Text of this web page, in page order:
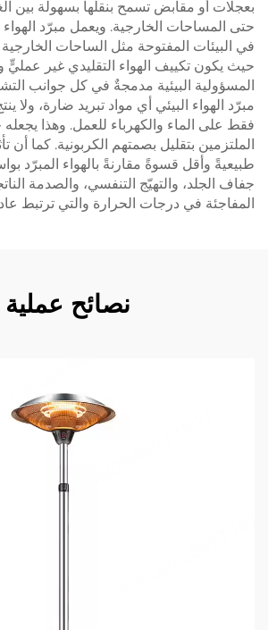
بعجلات أو مقابض تسمح بنقلها بسهولة بين
حتى المساحات الخارجية. ويعمل مبرّد الهواء
في البيئات المفتوحة مثل الساحات
حيث يكون تكييف الهواء التقليدي غير عمليٍّ
المسؤولية البيئية مدمجةٌ في كل جوانب
مبرّد الهواء البيئي أي مواد تبريد ضارة، ولا
فقط على الماء والكهرباء للعمل. وهذا يجعله
الملتزمين بتقليل بصمتهم الكربونية. كما أن
طبيعيةً وأقل قسوةً مقارنةً بالهواء المبرّد
جفاف الجلد، والتهيّج التنفسي، والصدمة
المفاجئة في درجات الحرارة والتي ترتبط
نصائح عملية